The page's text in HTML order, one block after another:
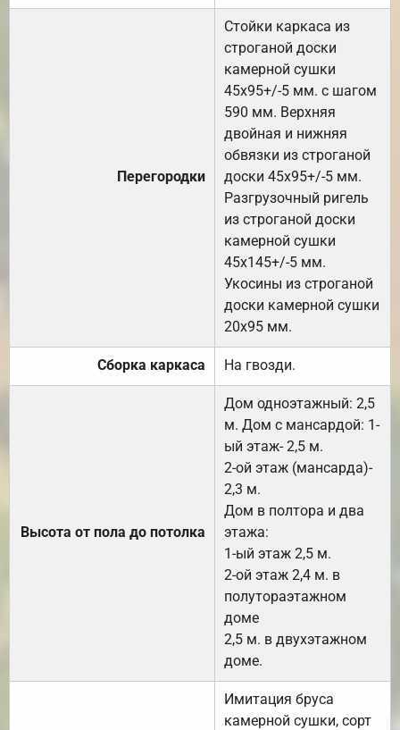
Перегородки
Стойки каркаса из
строганой доски
камерной сушки
45х95+/-5 мм. с шагом
590 мм. Верхняя
двойная и нижняя
обвязки из строганой
доски 45х95+/-5 мм.
Разгрузочный ригель
из строганой доски
камерной сушки
45х145+/-5 мм.
Укосины из строганой
доски камерной сушки
20х95 мм.
Сборка каркаса На гвозди.
Высота от пола до потолка
Дом одноэтажный: 2,5
м. Дом с мансардой: 1-
ый этаж- 2,5 м.
2-ой этаж (мансарда)-
2,3 м.
Дом в полтора и два
этажа:
1-ый этаж 2,5 м.
2-ой этаж 2,4 м. в
полутораэтажном
доме
2,5 м. в двухэтажном
доме.
Имитация бруса
камерной сушки, сорт